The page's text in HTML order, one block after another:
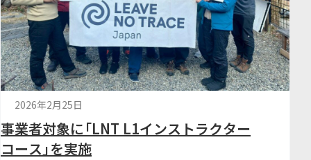
2026年2月25日
事業者対象に「LNT L1インストラクター
コース」を実施